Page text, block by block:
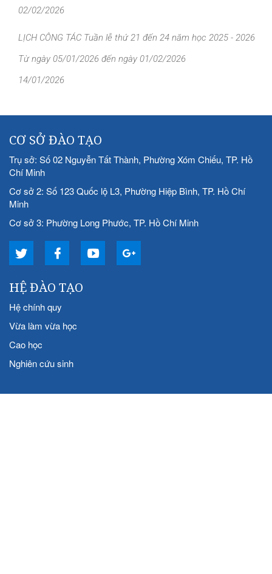
02/02/2026
LỊCH CÔNG TÁC Tuần lễ thứ 21 đến 24 năm học 2025 - 2026
Từ ngày 05/01/2026 đến ngày 01/02/2026
14/01/2026
CƠ SỞ ĐÀO TẠO
Trụ sở: Số 02 Nguyễn Tất Thành, Phường Xóm Chiếu, TP. Hồ
Chí Minh
Cơ sở 2: Số 123 Quốc lộ L3, Phường Hiệp Bình, TP. Hồ Chí
Minh
Cơ sở 3: Phường Long Phước, TP. Hồ Chí Minh
HỆ ĐÀO TẠO
Hệ chính quy
Vừa làm vừa học
Cao học
Nghiên cứu sinh